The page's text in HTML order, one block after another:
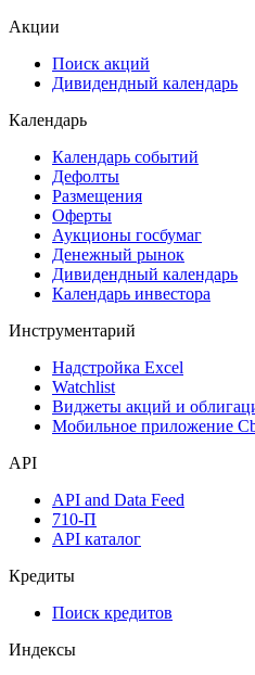
Акции
Поиск акций
Дивидендный календарь
Календарь
Календарь событий
Дефолты
Размещения
Оферты
Аукционы госбумаг
Денежный рынок
Дивидендный календарь
Календарь инвестора
Инструментарий
Надстройка Excel
Watchlist
Виджеты акций и
Мобильное приложение
API
API and Data Feed
710-П
API каталог
Кредиты
Поиск кредитов
Индексы